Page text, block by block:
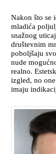
Nakon što se
mladića
snažnog
društevnim
poboljšaju
nude
realno.
izgled, no
imaju